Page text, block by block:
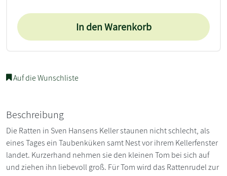
In den Warenkorb
Auf die Wunschliste
Beschreibung
Die Ratten in Sven Hansens Keller staunen nicht schlecht, als
eines Tages ein Taubenküken samt Nest vor ihrem Kellerfenster
landet. Kurzerhand nehmen sie den kleinen Tom bei sich auf
und ziehen ihn liebevoll groß. Für Tom wird das Rattenrudel zur